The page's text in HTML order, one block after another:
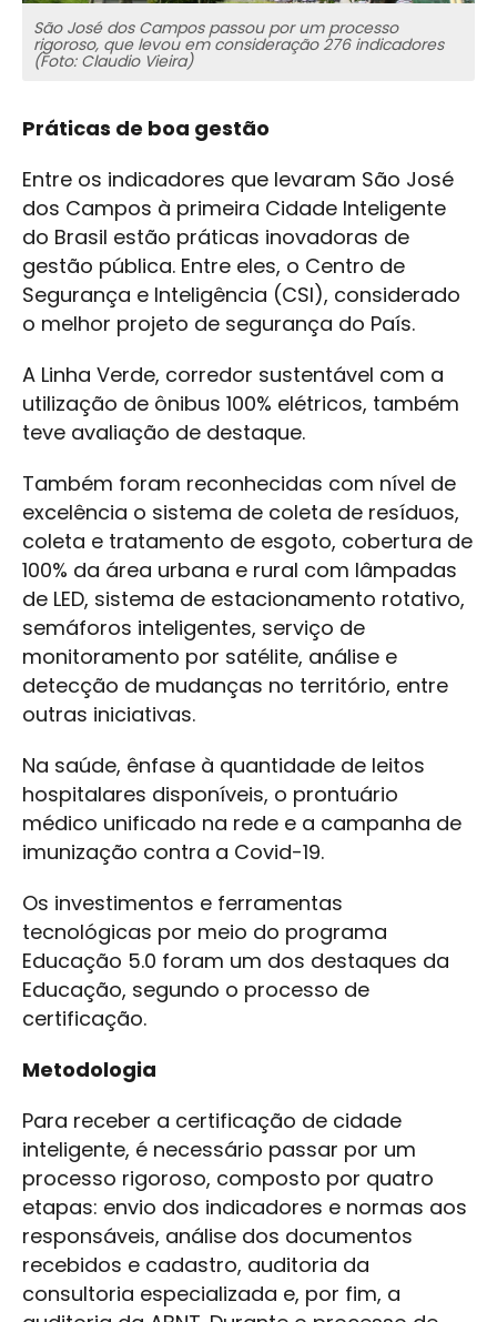
São José dos Campos passou por um processo
rigoroso, que levou em consideração 276 indicadores
(Foto: Claudio Vieira)
Práticas de boa gestão
Entre os indicadores que levaram São José
dos Campos à primeira Cidade Inteligente
do Brasil estão práticas inovadoras de
gestão pública. Entre eles, o Centro de
Segurança e Inteligência (CSI), considerado
o melhor projeto de segurança do País.
A Linha Verde, corredor sustentável com a
utilização de ônibus 100% elétricos, também
teve avaliação de destaque.
Também foram reconhecidas com nível de
excelência o sistema de coleta de resíduos,
coleta e tratamento de esgoto, cobertura de
100% da área urbana e rural com lâmpadas
de LED, sistema de estacionamento rotativo,
semáforos inteligentes, serviço de
monitoramento por satélite, análise e
detecção de mudanças no território, entre
outras iniciativas.
Na saúde, ênfase à quantidade de leitos
hospitalares disponíveis, o prontuário
médico unificado na rede e a campanha de
imunização contra a Covid-19.
Os investimentos e ferramentas
tecnológicas por meio do programa
Educação 5.0 foram um dos destaques da
Educação, segundo o processo de
certificação.
Metodologia
Para receber a certificação de cidade
inteligente, é necessário passar por um
processo rigoroso, composto por quatro
etapas: envio dos indicadores e normas aos
responsáveis, análise dos documentos
recebidos e cadastro, auditoria da
consultoria especializada e, por fim, a